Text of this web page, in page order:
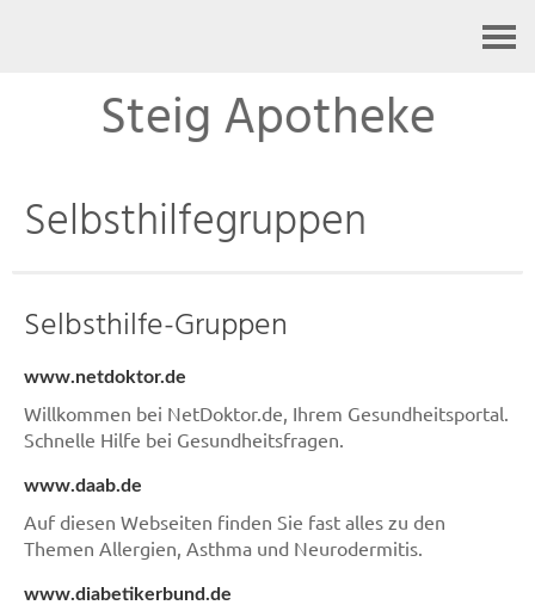
Steig Apotheke
Selbsthilfegruppen
Selbsthilfe-Gruppen
www.netdoktor.de
Willkommen bei NetDoktor.de, Ihrem Gesundheitsportal.
Schnelle Hilfe bei Gesundheitsfragen.
www.daab.de
Auf diesen Webseiten finden Sie fast alles zu den
Themen Allergien, Asthma und Neurodermitis.
www.diabetikerbund.de